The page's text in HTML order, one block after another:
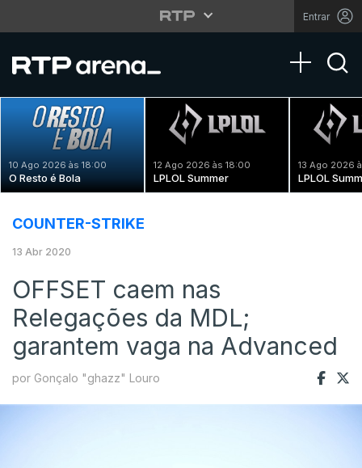
Entrar
Toggle
10 Ago 2026 às 18:00
O Resto é Bola
12 Ago 2026 às 18:00
LPLOL Summer
13 Ago 2026
LPLOL
COUNTER-STRIKE
13 Abr 2020
OFFSET caem nas
Relegações da MDL;
garantem vaga na Advanced
por Gonçalo "ghazz" Louro